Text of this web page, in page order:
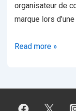
organisateur de
marque lors
FORMATION
Read more »